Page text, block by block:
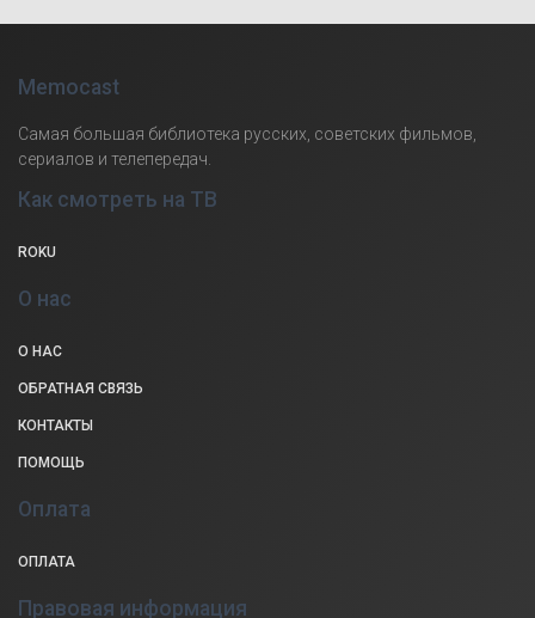
Memocast
Самая большая библиотека русских, советских фильмов,
сериалов и телепередач.
Как смотреть на ТВ
ROKU
О нас
О НАС
ОБРАТНАЯ СВЯЗЬ
КОНТАКТЫ
ПОМОЩЬ
Оплата
ОПЛАТА
Правовая информация